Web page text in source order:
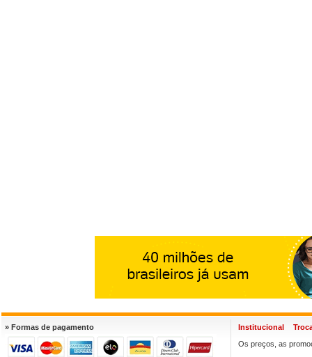
» Formas de pagamento Institucional
Os preços, as